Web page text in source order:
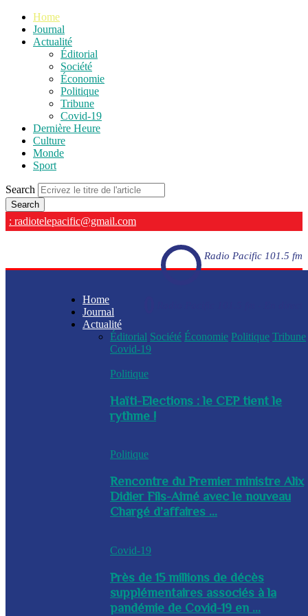
Home
Journal
Actualité
Éditorial
Société
Économie
Politique
Tribune
Covid-19
Dernière Heure
Culture
Monde
Sport
Search
: radiotelepacific@gmail.com
Radio Pacific 101.5 fm
Home
Journal
Actualité
Éditorial Société Économie Politique Tribune
Covid-19
Politique
Haïti-Elections : le CEP tient le
rythme !
Politique
Rencontre du Premier ministre Alix
Didier Fils-Aimé avec le nouveau
Chargé d’affaires ...
Covid-19
Près de 15 millions de décès
supplémentaires associés à la
pandémie de Covid-19 en ...